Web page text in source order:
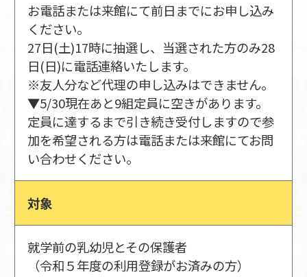
お電話または来館にて前日までにお申し込み
ください。
27日(土)17時に抽選し、当選された方のみ28
日(日)に電話連絡いたします。
※友人分など代理の申し込みはできません。
▼5/30現在あと9組定員に空きがあります。
定員に達するまで引き続き受付しますので参
加を希望される方は電話または来館にてお問
い合わせください。
対象
就学前の乳幼児とその保護者
（令和５年度の利用登録がお済みの方）